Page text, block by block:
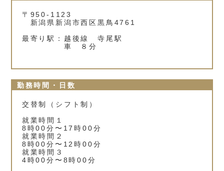
〒950-1123
新潟県新潟市西区黒鳥4761
最寄り駅：越後線 寺尾駅
車 ８分
勤務時間・日数
交替制（シフト制）
就業時間１
8時00分〜17時00分
就業時間２
8時00分〜12時00分
就業時間３
4時00分〜8時00分